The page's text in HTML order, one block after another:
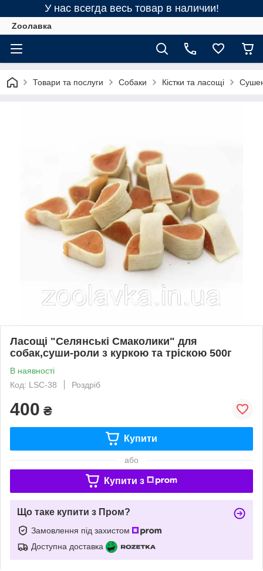
У нас всегда весь товар в наличии!
Zooлавка
Товари та послуги Собаки Кістки та ласощі
Ласощі "Селянські Смаколики" для
собак,суши-роли з куркою та тріскою 500г
В наявності
Код: LSC-38
Роздріб
400 ₴
Купити
або
Купити з
Що таке купити з Пром?
Замовлення під захистом
Доступна доставка